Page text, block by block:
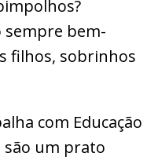
sempre bem-
filhos, sobrinhos
com Educação
são um prato